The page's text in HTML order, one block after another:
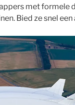
met formele
Bied ze snel